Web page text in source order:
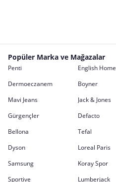
Popüler Marka ve Mağazalar
Penti English Home
Dermoeczanem
Boyner
Mavi Jeans
Jack & Jones
Gürgençler
Defacto
Bellona
Tefal
Dyson
Loreal Paris
Samsung
Koray Spor
Sportive
Lumberjack